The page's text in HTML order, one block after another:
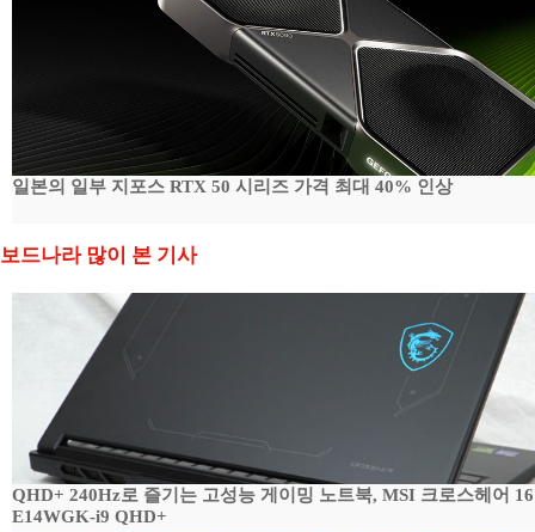
일본의 일부 지포스 RTX 50 시리즈 가격 최대 40% 인상
보드나라 많이 본 기사
QHD+ 240Hz로 즐기는 고성능 게이밍 노트북, MSI 크로스헤어
E14WGK-i9 QHD+